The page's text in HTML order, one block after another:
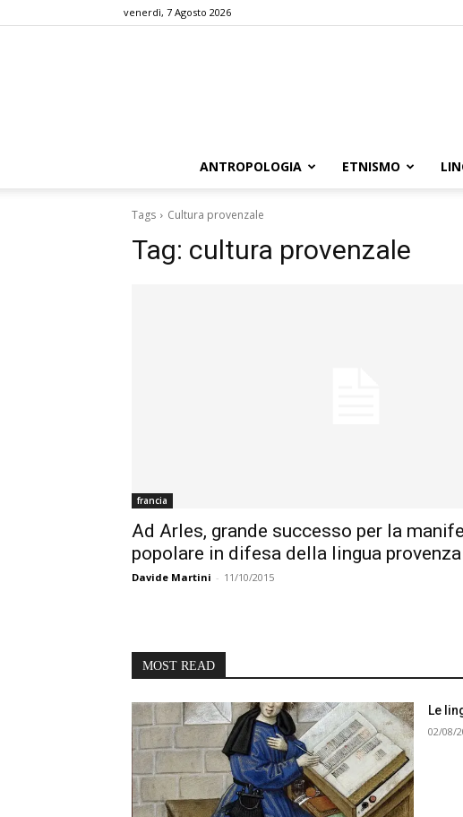
venerdì, 7 Agosto 2026
ANTROPOLOGIA ETNISMO
Tags Cultura provenzale
Tag: cultura provenzale
francia
Ad Arles, grande successo per la
popolare in difesa della lingua
Davide Martini - 11/10/2015
MOST READ
Le
02/08/